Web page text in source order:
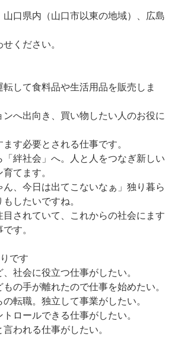
口県内（山口市以東の地域）、広島
ください。
転して食料品や生活用品を販売しま
ンへ出向き、買い物したい人のお役に
ます必要とされる仕事です。
「絆社会」へ。人と人をつなぎ新しい
てます。
ん、今日は出てこないなぁ」独り暮ら
したいですね。
目されていて、これからの社会にます
す。
です
、社会に役立つ仕事がしたい。
もの手が離れたので仕事を始めたい。
の転職。独立して事業がしたい。
トロールできる仕事がしたい。
言われる仕事がしたい。